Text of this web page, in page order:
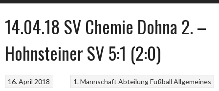
14.04.18 SV Chemie Dohna 2. –
Hohnsteiner SV 5:1 (2:0)
1. Mannschaft Abteilung Fußball Allgemeines
16. April 2018